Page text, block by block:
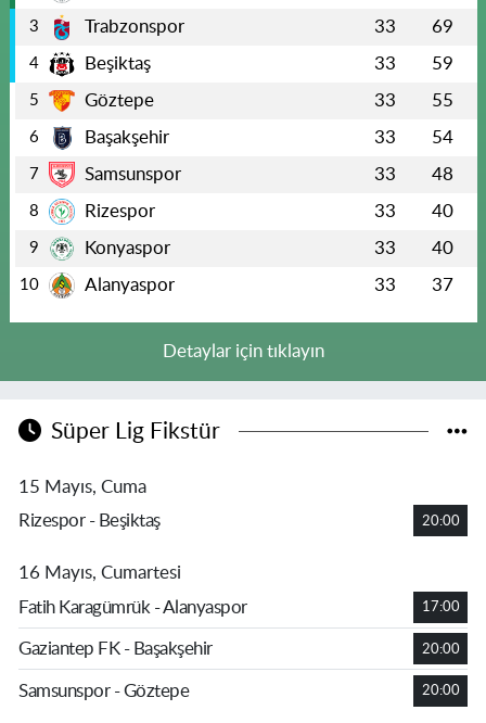
3 Trabzonspor 33 69
4 Beşiktaş 33 59
5 Göztepe 33 55
6 Başakşehir 33 54
7 Samsunspor 33 48
8 Rizespor 33 40
9 Konyaspor 33 40
10 Alanyaspor 33 37
Detaylar için tıklayın
Süper Lig Fikstür
15 Mayıs, Cuma
Rizespor - Beşiktaş
20:00
16 Mayıs, Cumartesi
Fatih Karagümrük - Alanyaspor
17:00
Gaziantep FK - Başakşehir 20:00
Samsunspor - Göztepe 20:00